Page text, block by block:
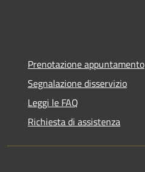
Prenotazione appuntamento
Segnalazione disservizio
Leggi le FAQ
Richiesta di assistenza